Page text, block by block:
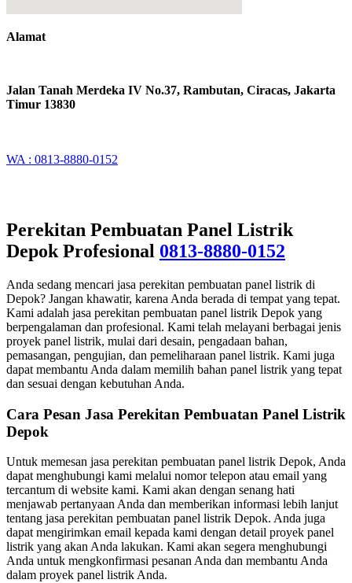
Alamat
Jalan Tanah Merdeka IV No.37, Rambutan, Ciracas, Jakarta
Timur 13830
WA : 0813-8880-0152
Perekitan Pembuatan Panel Listrik
Depok Profesional 0813-8880-0152
Anda sedang mencari jasa perekitan pembuatan panel listrik di
Depok? Jangan khawatir, karena Anda berada di tempat yang tepat.
Kami adalah jasa perekitan pembuatan panel listrik Depok yang
berpengalaman dan profesional. Kami telah melayani berbagai jenis
proyek panel listrik, mulai dari desain, pengadaan bahan,
pemasangan, pengujian, dan pemeliharaan panel listrik. Kami juga
dapat membantu Anda dalam memilih bahan panel listrik yang tepat
dan sesuai dengan kebutuhan Anda.
Cara Pesan Jasa Perekitan Pembuatan Panel Listrik
Depok
Untuk memesan jasa perekitan pembuatan panel listrik Depok, Anda
dapat menghubungi kami melalui nomor telepon atau email yang
tercantum di website kami. Kami akan dengan senang hati
menjawab pertanyaan Anda dan memberikan informasi lebih lanjut
tentang jasa perekitan pembuatan panel listrik Depok. Anda juga
dapat mengirimkan email kepada kami dengan detail proyek panel
listrik yang akan Anda lakukan. Kami akan segera menghubungi
Anda untuk mengkonfirmasi pesanan Anda dan membantu Anda
dalam proyek panel listrik Anda.